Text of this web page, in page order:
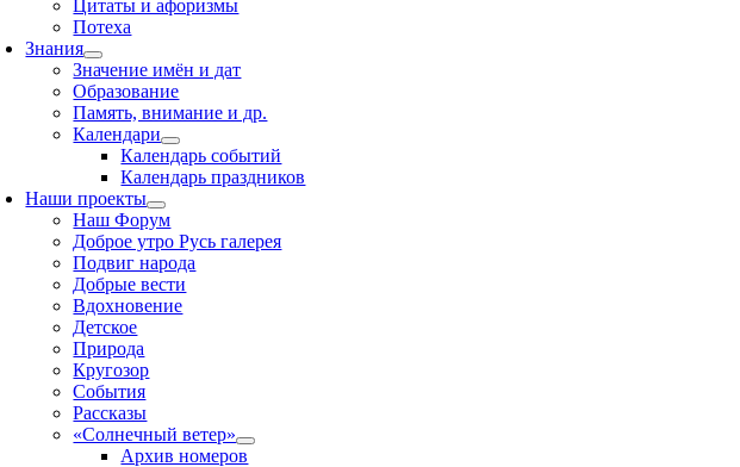
Цитаты и афоризмы
Потеха
Знания
Значение имён и дат
Образование
Память, внимание и др.
Календари
Календарь событий
Календарь праздников
Наши проекты
Наш Форум
Доброе утро Русь галерея
Подвиг народа
Добрые вести
Вдохновение
Детское
Природа
Кругозор
События
Рассказы
«Солнечный ветер»
Архив номеров